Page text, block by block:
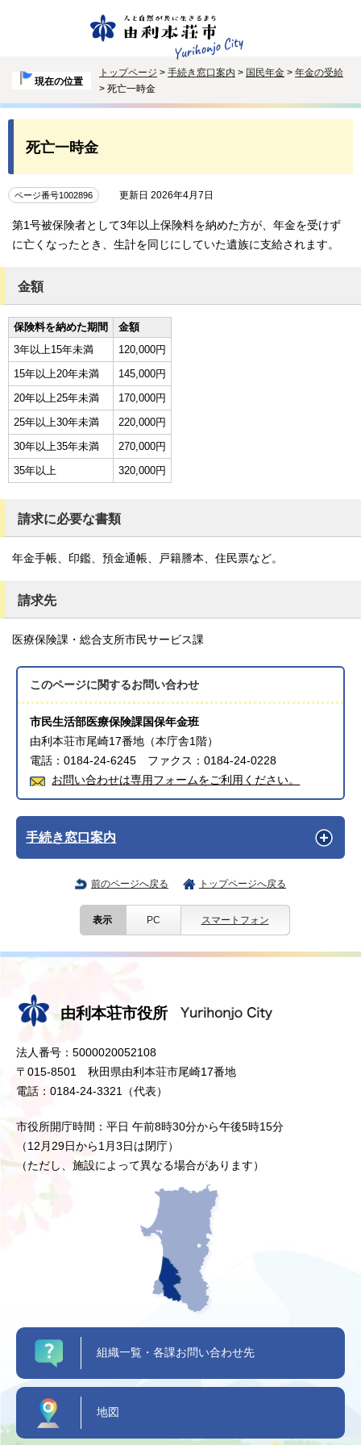
現在の位置
トップページ > 手続き窓口案内 > 国民年金 > 年金の受給
> 死亡一時金
死亡一時金
ページ番号1002896 更新日 2026年4月7日
第1号被保険者として3年以上保険料を納めた方が、年金を受けず
に亡くなったとき、生計を同じにしていた遺族に支給されます。
金額
保険料を納めた期間
金額
3年以上15年未満
120,000円
15年以上20年未満
145,000円
20年以上25年未満
170,000円
25年以上30年未満
220,000円
30年以上35年未満
270,000円
35年以上
320,000円
請求に必要な書類
年金手帳、印鑑、預金通帳、戸籍謄本、住民票など。
請求先
医療保険課・総合支所市民サービス課
このページに関するお問い合わせ
市民生活部医療保険課国保年金班
由利本荘市尾崎17番地（本庁舎1階）
電話：0184-24-6245 ファクス：0184-24-0228
お問い合わせは専用フォームをご利用ください。
手続き窓口案内
前のページへ戻る トップページへ戻る
表示 PC スマートフォン
由利本荘市役所
法人番号：5000020052108
〒015-8501 秋田県由利本荘市尾崎17番地
電話：0184-24-3321（代表）
市役所開庁時間：平日 午前8時30分から午後5時15分
（12月29日から1月3日は閉庁）
（ただし、施設によって異なる場合があります）
組織一覧・各課お問い合わせ先
地図